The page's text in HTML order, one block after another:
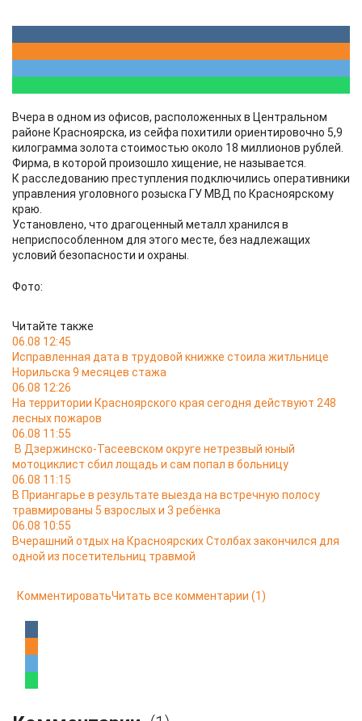
Вчера в одном из офисов, расположенных в Центральном
районе Красноярска, из сейфа похитили ориентировочно 5,9
килограмма золота стоимостью около 18 миллионов рублей.
Фирма, в которой произошло хищение, не называется.
К расследованию преступления подключились оперативники
управления уголовного розыска ГУ МВД по Красноярскому
краю.
Установлено, что драгоценный металл хранился в
неприспособленном для этого месте, без надлежащих
условий безопасности и охраны.
Фото:
Читайте также
06.08 12:45
Исправленная дата в трудовой книжке стоила житльнице
Норильска 9 месяцев стажа
06.08 12:26
На территории Красноярского края сегодня действуют 248
лесных пожаров
06.08 11:55
В Дзержинско-Тасеевском округе нетрезвый юный
мотоциклист сбил лощадь и сам попал в больницу
06.08 11:15
В Приангарье в результате выезда на встречную полосу
травмированы 5 взрослых и 3 ребёнка
06.08 10:55
Вчерашний отдых на Красноярских Столбах закончился для
одной из посетительниц травмой
КомментироватьЧитать все комментарии (1)